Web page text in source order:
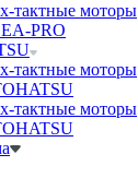
тактные моторы
PRO
тактные моторы
тактные моторы